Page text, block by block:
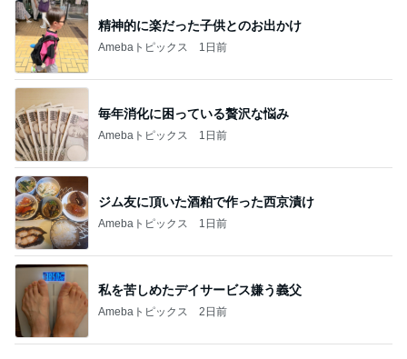
精神的に楽だった子供とのお出かけ
Amebaトピックス 1日前
毎年消化に困っている贅沢な悩み
Amebaトピックス 1日前
ジム友に頂いた酒粕で作った西京漬け
Amebaトピックス 1日前
私を苦しめたデイサービス嫌う義父
Amebaトピックス 2日前